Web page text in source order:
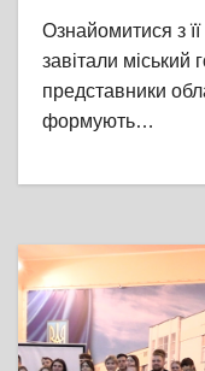
Ознайомитися з
завітали міський
представники
формують…